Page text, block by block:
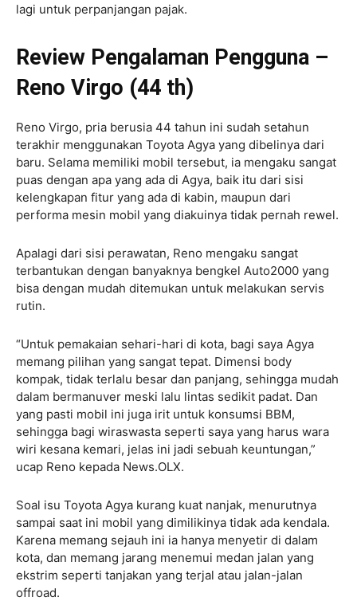
lagi untuk perpanjangan pajak.
Review Pengalaman Pengguna –
Reno Virgo (44 th)
Reno Virgo, pria berusia 44 tahun ini sudah setahun
terakhir menggunakan Toyota Agya yang dibelinya dari
baru. Selama memiliki mobil tersebut, ia mengaku sangat
puas dengan apa yang ada di Agya, baik itu dari sisi
kelengkapan fitur yang ada di kabin, maupun dari
performa mesin mobil yang diakuinya tidak pernah rewel.
Apalagi dari sisi perawatan, Reno mengaku sangat
terbantukan dengan banyaknya bengkel Auto2000 yang
bisa dengan mudah ditemukan untuk melakukan servis
rutin.
“Untuk pemakaian sehari-hari di kota, bagi saya Agya
memang pilihan yang sangat tepat. Dimensi body
kompak, tidak terlalu besar dan panjang, sehingga mudah
dalam bermanuver meski lalu lintas sedikit padat. Dan
yang pasti mobil ini juga irit untuk konsumsi BBM,
sehingga bagi wiraswasta seperti saya yang harus wara
wiri kesana kemari, jelas ini jadi sebuah keuntungan,”
ucap Reno kepada News.OLX.
Soal isu Toyota Agya kurang kuat nanjak, menurutnya
sampai saat ini mobil yang dimilikinya tidak ada kendala.
Karena memang sejauh ini ia hanya menyetir di dalam
kota, dan memang jarang menemui medan jalan yang
ekstrim seperti tanjakan yang terjal atau jalan-jalan
offroad.